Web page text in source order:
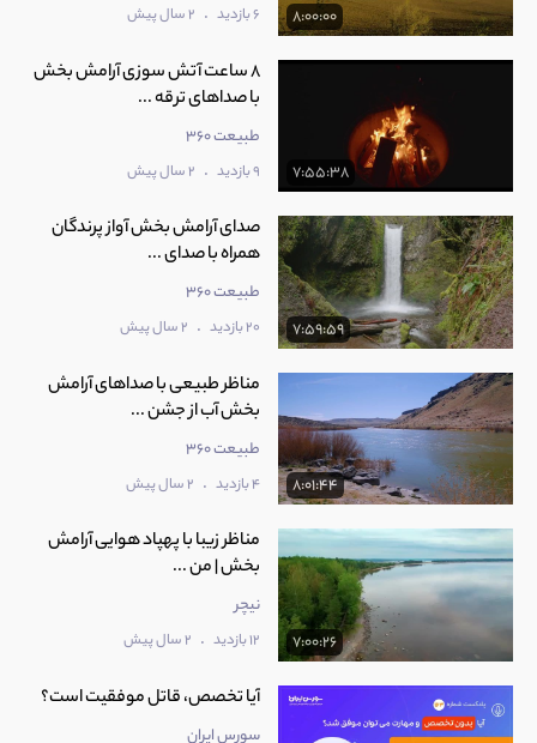
8:00:00 6 بازدید . 2 سال پیش
7:55:38
8 ساعت آتش سوزی آرامش بخش
با صداهای ترقه ...
طبیعت 360
9 بازدید . 2 سال پیش
7:59:59
صدای آرامش بخش آواز پرندگان
همراه با صدای ...
طبیعت 360
20 بازدید . 2 سال پیش
8:01:44
مناظر طبیعی با صداهای آرامش
بخش آب از جشن ...
طبیعت 360
4 بازدید . 2 سال پیش
7:00:26
مناظر زیبا با پهپاد هوایی آرامش
بخش | من ...
نیچر
12 بازدید . 2 سال پیش
آیا تخصص، قاتل موفقیت است؟
سورس ایران